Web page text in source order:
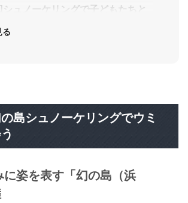
シュノーケリングで子どもたちと
ーデンとプールで過ごす午後
ートでオオゴマダラやクジャクを
島シュノーケリングでウミ
姿を表す「幻の島（浜